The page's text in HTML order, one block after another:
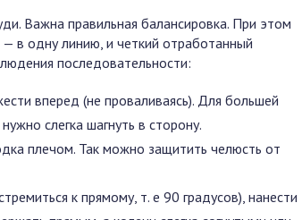
Важна правильная балансировка. При этом
в одну линию, и четкий отработанный
последовательности:
вперед (не проваливаясь). Для большей
слегка шагнуть в сторону.
плечом. Так можно защитить челюсть от
к прямому, т. е 90 градусов), нанести